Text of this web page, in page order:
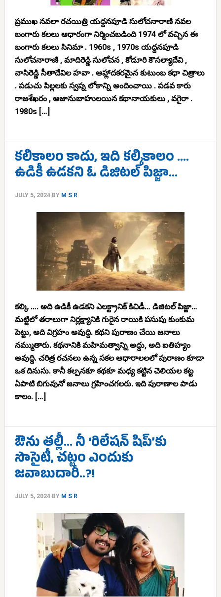
ప్రముఖ నవలా రచయిత్రి యద్దనపూడి సులోచనారాణి నవల
బంగారు కలలు ఆధారంగా నిర్మించబడింది 1974 లో వచ్చిన ఈ
బంగారు కలలు సినిమా . 1960s , 1970s యద్దనపూడి
సులోచనారాణి , మాదిరెడ్డి సులోచన , కోడూరి కౌసల్యాదేవి ,
వాసిరెడ్డి సీతాదేవిల హవా . ఆహ్లాదకరమైన కుటుంబ కధా చిత్రాలు
. పడుచు పిల్లలకు స్వప్న లోకాన్ని అందించాయి . పడవ కారు
రాజశేఖరం , ఆజానుబాహులయిన కథానాయకులు , వగైరా .
1980s […]
కలికాలం కాదు, ఇది కల్కికాలం ….
ఉడికీ ఉడకని ఓ డిజిటల్ పిజ్జా…
JULY 5, 2024BY M S R
కల్కి …. అది ఉడికీ ఉడకని ఎలక్ట్రానిక్ కిచిడీ… డిజిటల్ పిజ్జా…
మట్టిలో తరాలుగా నిర్లక్ష్యానికి గురైన రాయికి పసుపు కుంకుమ
పెట్టు, అది విగ్రహం అవుద్ది. కథని పురాణం చేయి జనాలు
నమ్ముతారు. కథనానికి మహిమత్వాన్ని అద్దు, అది ఐతిహ్యం
అవుద్ది. చరిత్ర రచనలు ఉన్న సకల ఆధారాలలలో పురాణం కూడా
ఒక దినుసు. కానీ కల్పనకూ కథకూ మధ్య కట్టిన చెలియల కట్ట
ఏపాటి బిగువునో జనాలు గ్రహించగలరు. ఇది పురాణాల పాడు
కాలం. […]
ఔను తల్లీ… నీ ‘రిలేషన్ షిప్’కు
సొసైటీ, చట్టం ఎందుకు
జవాబుదారీ..?!
JULY 5, 2024BY M S R